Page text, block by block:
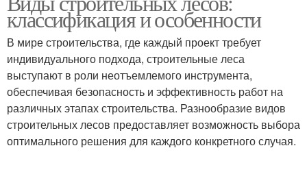
классификация и особенности
В мире строительства, где каждый проект требует
индивидуального подхода, строительные леса
выступают в роли неотъемлемого инструмента,
обеспечивая безопасность и эффективность работ на
различных этапах строительства. Разнообразие видов
строительных лесов предоставляет возможность выбора
оптимального решения для каждого конкретного случая.